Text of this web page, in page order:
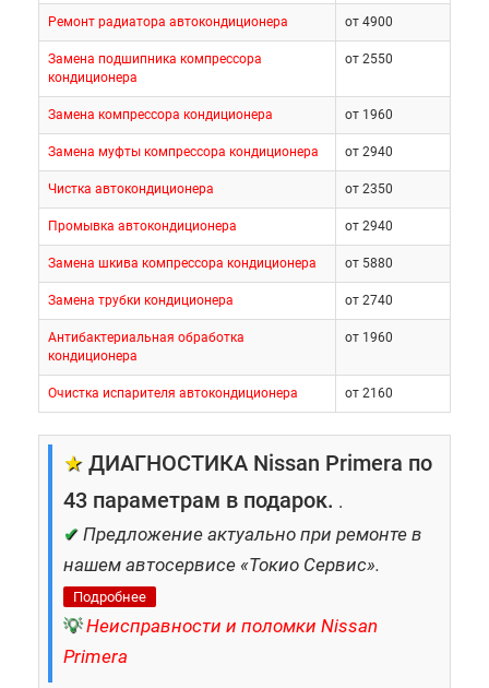
Ремонт радиатора автокондиционера от 4900
Замена подшипника компрессора
кондиционера
от 2550
Замена компрессора кондиционера от 1960
Замена муфты компрессора кондиционера от 2940
Чистка автокондиционера от 2350
Промывка автокондиционера от 2940
Замена шкива компрессора кондиционера от 5880
Замена трубки кондиционера от 2740
Антибактериальная обработка
кондиционера
от 1960
Очистка испарителя автокондиционера от 2160
★ ДИАГНОСТИКА Nissan Primera по
43 параметрам в подарок. .
✔ Предложение актуально при ремонте в
нашем автосервисе «Токио Сервис».
Подробнее
💡 Неисправности и поломки Nissan
Primera